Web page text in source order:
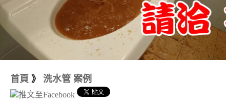
首頁 》 洗水管 案例